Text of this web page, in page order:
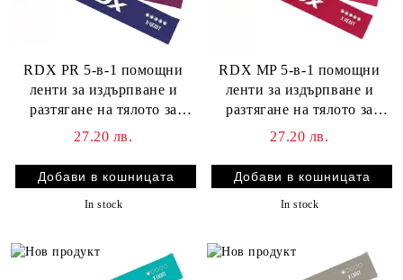
RDX PR 5-в-1 помощни
ленти за издърпване и
разтягане на тялото за
тренировка със съпротива
27.20 лв.
In stock
RDX MP 5-в-1 помощни
ленти за издърпване и
разтягане на тялото за
тренировка
27.20 лв.
In stock